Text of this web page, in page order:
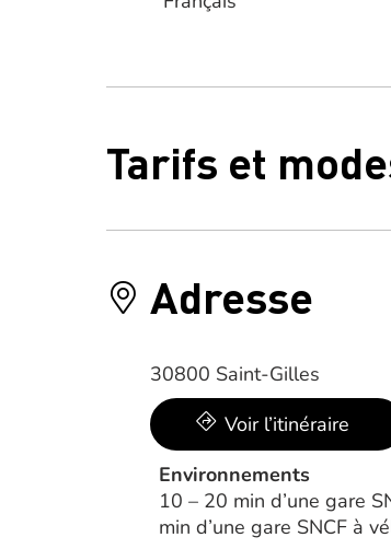
Tarifs et
Adresse
30800 Saint-Gilles
Voir l’itinéraire
Environnements
10 – 20 min d’une gare
min d’une gare SNCF à